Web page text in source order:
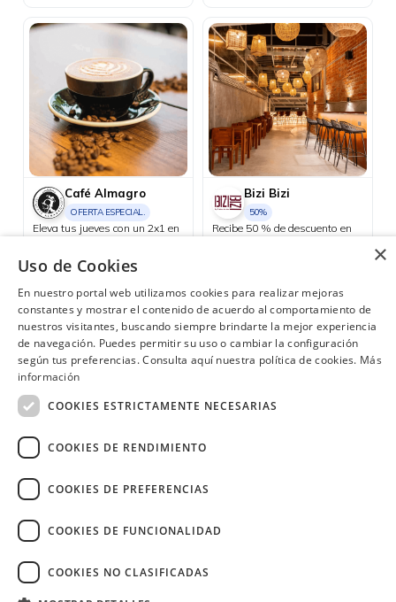
Café Almagro
OFERTA ESPECIAL.
Eleva tus jueves con un 2x1 en
bebida caliente de cortesía al
superiores a USD 25 con tus
tarjetas Diners Club.
Manta, Portoviejo
Bizi Bizi
50%
Recibe 50 % de descuento en
¿Necesitas ayuda? (02) 298 1300
Image
×
Uso de Cookies
En nuestro portal web utilizamos cookies para realizar mejoras
constantes y mostrar el contenido de acuerdo al comportamiento de
nuestros visitantes, buscando siempre brindarte la mejor experiencia
de navegación. Puedes permitir su uso o cambiar la configuración
según tus preferencias. Consulta aquí nuestra política de cookies. Más
información
COOKIES ESTRICTAMENTE NECESARIAS
COOKIES DE RENDIMIENTO
COOKIES DE PREFERENCIAS
COOKIES DE FUNCIONALIDAD
COOKIES NO CLASIFICADAS